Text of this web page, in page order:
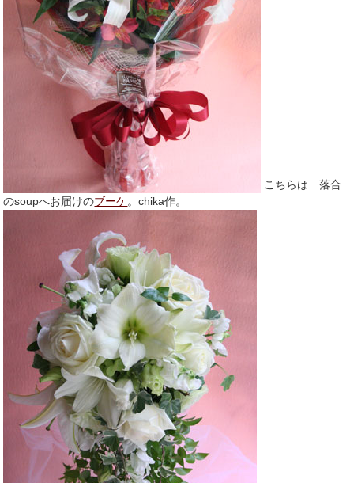
こちらは 落合
のsoupへお届けのブーケ。chika作。